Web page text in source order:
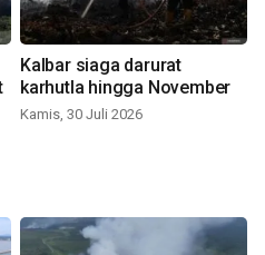
Kalbar siaga darurat
karhutla hingga November
Kamis, 30 Juli 2026